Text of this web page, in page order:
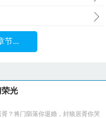
节...
光
？将门陨落你退婚，封狼居胥你哭